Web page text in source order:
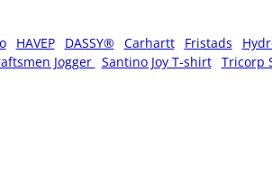
HAVEP DASSY® Carhartt Fristads
Jogger Santino Joy T-shirt
Tricorp